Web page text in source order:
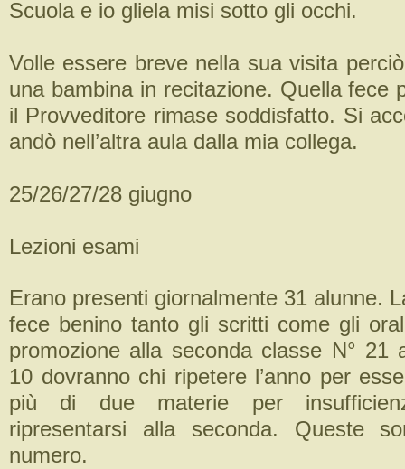
Scuola e io gliela misi sotto gli occhi.
Volle essere breve nella sua visita
una bambina in recitazione. Quella fece
il Provveditore rimase soddisfatto. Si
andò nell’altra aula dalla mia collega.
25/26/27/28 giugno
Lezioni esami
Erano presenti giornalmente 31 alunne.
fece benino tanto gli scritti come gli
promozione alla seconda classe N° 21
10 dovranno chi ripetere l’anno per
più di due materie per
ripresentarsi alla seconda. Queste
numero.